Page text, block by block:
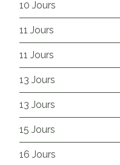
10 Jours
11 Jours
11 Jours
13 Jours
13 Jours
15 Jours
16 Jours